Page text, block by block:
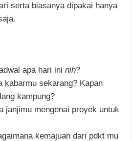
serta biasanya dipakai hanya
apa hari ini nih?
kabarmu sekarang? Kapan
kampung?
janjimu mengenai proyek untuk
kemajuan dari pdkt mu